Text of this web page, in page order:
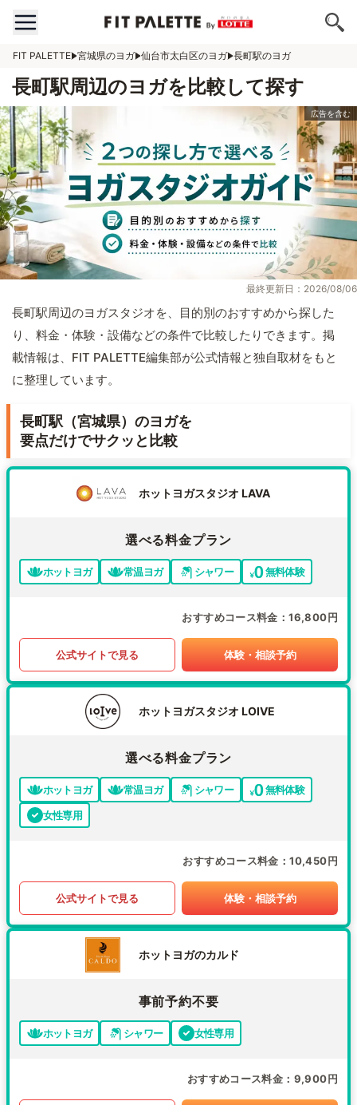
FIT PALETTE 宮城県のヨガ 仙台市太白区のヨガ 長町駅のヨガ
長町駅周辺のヨガを比較して探す
最終更新日：2026/08/06
長町駅周辺のヨガスタジオを、目的別のおすすめから探した
り、料金・体験・設備などの条件で比較したりできます。掲
載情報は、FIT PALETTE編集部が公式情報と独自取材をもと
に整理しています。
長町駅（宮城県）のヨガを
要点だけでサクッと比較
ホットヨガスタジオ LAVA
選べる料金プラン
ホットヨガ 常温ヨガ シャワー 無料体験
おすすめコース料金 16,800円
公式サイトで見る 体験・相談予約
ホットヨガスタジオ LOIVE
選べる料金プラン
ホットヨガ 常温ヨガ シャワー
無料体験
女性専用
おすすめコース料金 10,450円
公式サイトで見る 体験・相談予約
ホットヨガのカルド
事前予約不要
ホットヨガ シャワー 女性専用
おすすめコース料金 9,900円